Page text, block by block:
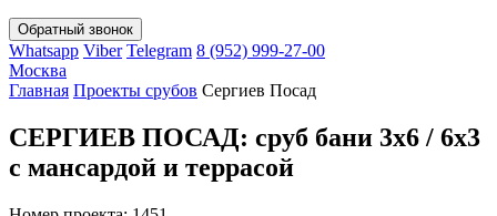
Whatsapp Viber Telegram 8 (952) 999-27-00
Москва
Главная Проекты срубов Сергиев Посад
СЕРГИЕВ ПОСАД: сруб бани 3х6 / 6x3
с мансардой и террасой